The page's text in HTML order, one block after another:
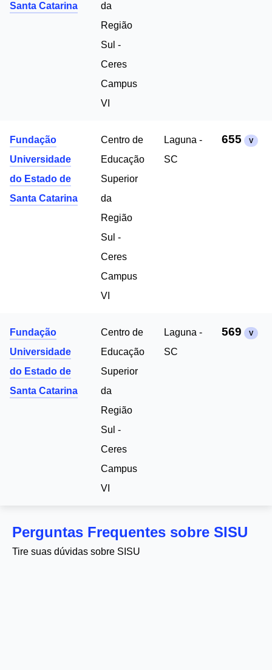
Santa Catarina
da
Região
Sul -
Ceres
Campus
VI
Fundação
Universidade
do Estado de
Santa Catarina
Centro de
Educação
Superior
da
Região
Sul -
Ceres
Campus
VI
Laguna -
SC
655 V
Fundação
Universidade
do Estado de
Santa Catarina
Centro de
Educação
Superior
da
Região
Sul -
Ceres
Campus
VI
Laguna -
SC
569 V
Perguntas Frequentes sobre SISU
Tire suas dúvidas sobre SISU